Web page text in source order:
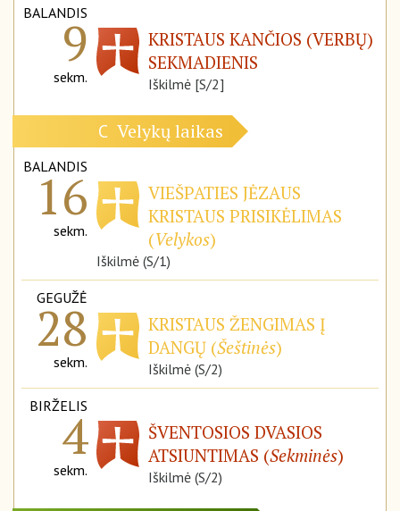
BALANDIS
9
sekm.
KRISTAUS KANČIOS (VERBŲ)
SEKMADIENIS
Iškilmė [S/2]
C Velykų laikas
BALANDIS
16
sekm.
VIEŠPATIES JĖZAUS
KRISTAUS PRISIKĖLIMAS
(Velykos)
Iškilmė (S/1)
GEGUŽĖ
28
sekm.
KRISTAUS ŽENGIMAS Į
DANGŲ (Šeštinės)
Iškilmė (S/2)
BIRŽELIS
4
sekm.
ŠVENTOSIOS DVASIOS
ATSIUNTIMAS (Sekminės)
Iškilmė (S/2)